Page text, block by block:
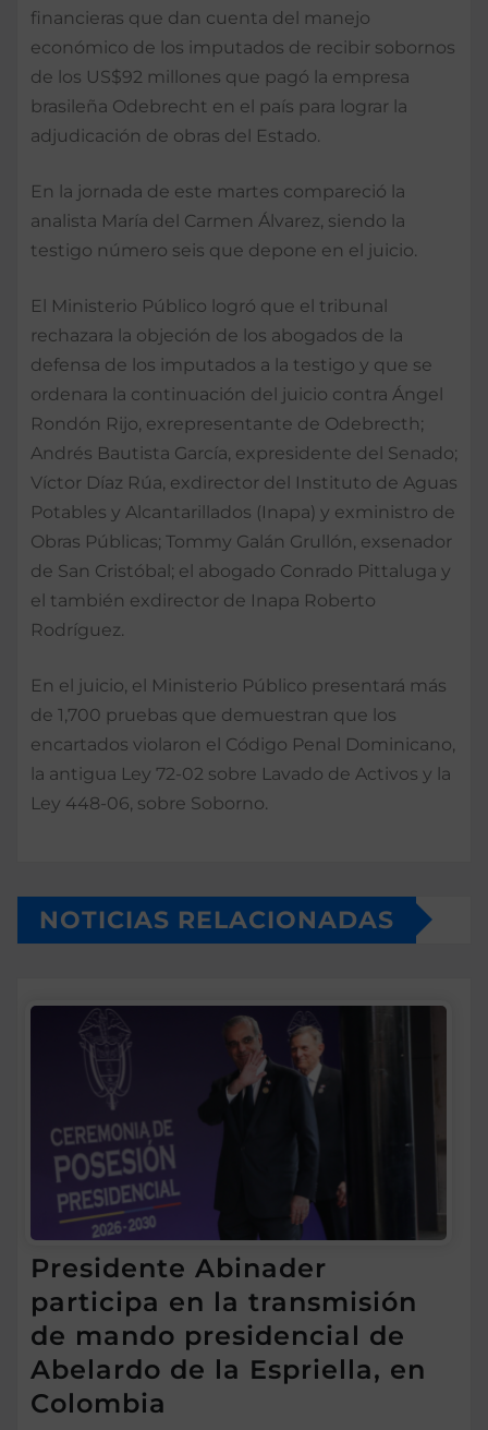
financieras que dan cuenta del manejo
económico de los imputados de recibir sobornos
de los US$92 millones que pagó la empresa
brasileña Odebrecht en el país para lograr la
adjudicación de obras del Estado.
En la jornada de este martes compareció la
analista María del Carmen Álvarez, siendo la
testigo número seis que depone en el juicio.
El Ministerio Público logró que el tribunal
rechazara la objeción de los abogados de la
defensa de los imputados a la testigo y que se
ordenara la continuación del juicio contra Ángel
Rondón Rijo, exrepresentante de Odebrecth;
Andrés Bautista García, expresidente del Senado;
Víctor Díaz Rúa, exdirector del Instituto de Aguas
Potables y Alcantarillados (Inapa) y exministro de
Obras Públicas; Tommy Galán Grullón, exsenador
de San Cristóbal; el abogado Conrado Pittaluga y
el también exdirector de Inapa Roberto
Rodríguez.
En el juicio, el Ministerio Público presentará más
de 1,700 pruebas que demuestran que los
encartados violaron el Código Penal Dominicano,
la antigua Ley 72-02 sobre Lavado de Activos y la
Ley 448-06, sobre Soborno.
NOTICIAS RELACIONADAS
Presidente Abinader
participa en la transmisión
de mando presidencial de
Abelardo de la Espriella, en
Colombia